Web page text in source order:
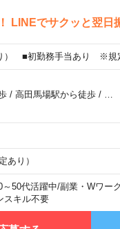
LINEでサクッと翌日
） ■初勤務手当あり ※規
/ 高田馬場駅から徒歩/
り）
～50代活躍中/副業・Wワー
スキル不要